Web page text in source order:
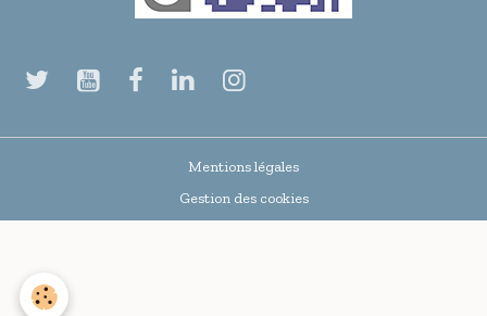
Mentions légales
Gestion des cookies